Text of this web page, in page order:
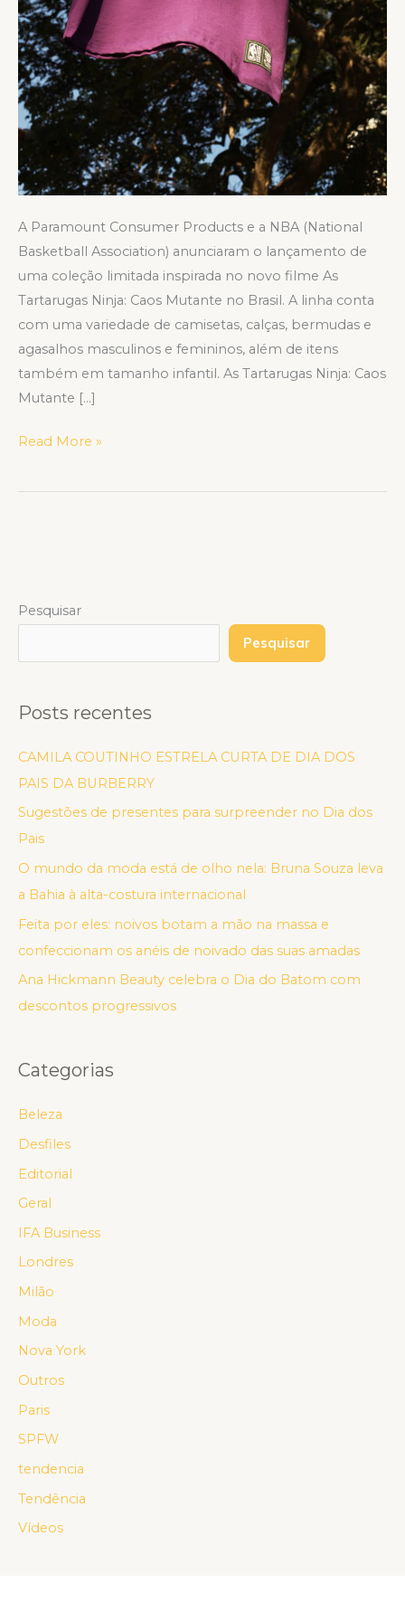
A Paramount Consumer Products e a NBA (National
Basketball Association) anunciaram o lançamento de
uma coleção limitada inspirada no novo filme As
Tartarugas Ninja: Caos Mutante no Brasil. A linha conta
com uma variedade de camisetas, calças, bermudas e
agasalhos masculinos e femininos, além de itens
também em tamanho infantil. As Tartarugas Ninja: Caos
Mutante […]
Read More »
Pesquisar
Pesquisar
Posts recentes
CAMILA COUTINHO ESTRELA CURTA DE DIA DOS
PAIS DA BURBERRY
Sugestões de presentes para surpreender no Dia dos
Pais
O mundo da moda está de olho nela: Bruna Souza leva
a Bahia à alta-costura internacional
Feita por eles: noivos botam a mão na massa e
confeccionam os anéis de noivado das suas amadas
Ana Hickmann Beauty celebra o Dia do Batom com
descontos progressivos
Categorias
Beleza
Desfiles
Editorial
Geral
IFA Business
Londres
Milão
Moda
Nova York
Outros
Paris
SPFW
tendencia
Tendência
Vídeos